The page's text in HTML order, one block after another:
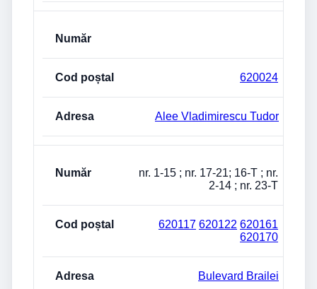
620024
Alee Vladimirescu Tudor
nr. 1-15 ; nr. 17-21; 16-T ; nr.
2-14 ; nr. 23-T
620117 620122 620161
620170
Bulevard Brailei